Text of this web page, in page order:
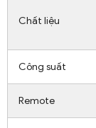
Chất liệu
Công suất
Remote